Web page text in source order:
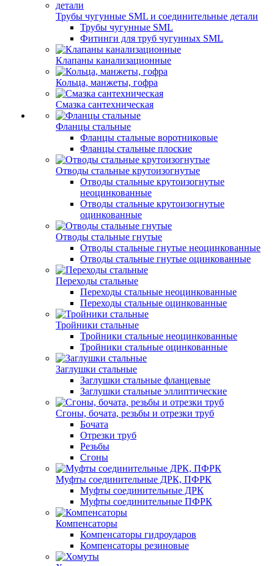
Трубы чугунные SML и соединительные детали
Трубы чугунные SML
Фитинги для труб чугунных SML
Клапаны канализационные
Кольца, манжеты, гофра
Смазка сантехническая
Фланцы стальные
Фланцы стальные воротниковые
Фланцы стальные плоские
Отводы стальные крутоизогнутые
Отводы стальные крутоизогнутые
неоцинкованные
Отводы стальные крутоизогнутые
оцинкованные
Отводы стальные гнутые
Отводы стальные гнутые неоцинкованные
Отводы стальные гнутые оцинкованные
Переходы стальные
Переходы стальные неоцинкованные
Переходы стальные оцинкованные
Тройники стальные
Тройники стальные неоцинкованные
Тройники стальные оцинкованные
Заглушки стальные
Заглушки стальные фланцевые
Заглушки стальные эллиптические
Сгоны, бочата, резьбы и отрезки труб
Бочата
Отрезки труб
Резьбы
Сгоны
Муфты соединительные ДРК, ПФРК
Муфты соединительные ДРК
Муфты соединительные ПФРК
Компенсаторы
Компенсаторы гидроударов
Компенсаторы резиновые